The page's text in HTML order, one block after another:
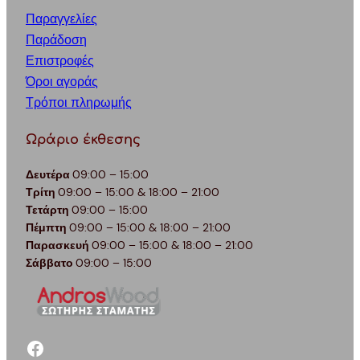
Παραγγελίες
Παράδοση
Επιστροφές
Όροι αγοράς
Τρόποι πληρωμής
Ωράριο έκθεσης
Δευτέρα09:00 – 15:00
Τρίτη 09:00 – 15:00 & 18:00 – 21:00
Τετάρτη 09:00 – 15:00
Πέμπτη 09:00 – 15:00 & 18:00 – 21:00
Παρασκευή 09:00 – 15:00 & 18:00 – 21:00
Σάββατο 09:00 – 15:00
facebook